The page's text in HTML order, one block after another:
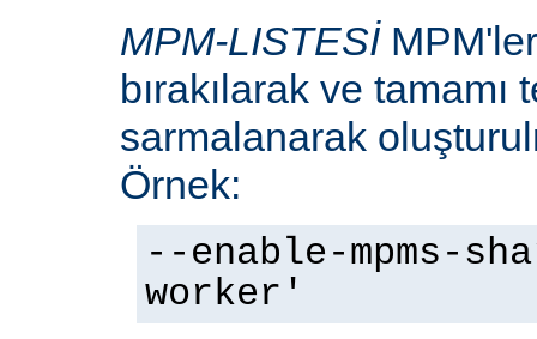
MPM-LISTESİ
bırakılarak ve tamamı
sarmalanarak
Örnek:
--enable-mpms-
worker'